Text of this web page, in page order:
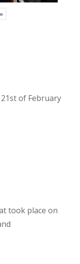
»
of February
took place on